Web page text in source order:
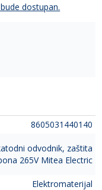
dostupan.
8605031440140
odvodnik, zaštita
265V Mitea Electric
Elektromaterijal